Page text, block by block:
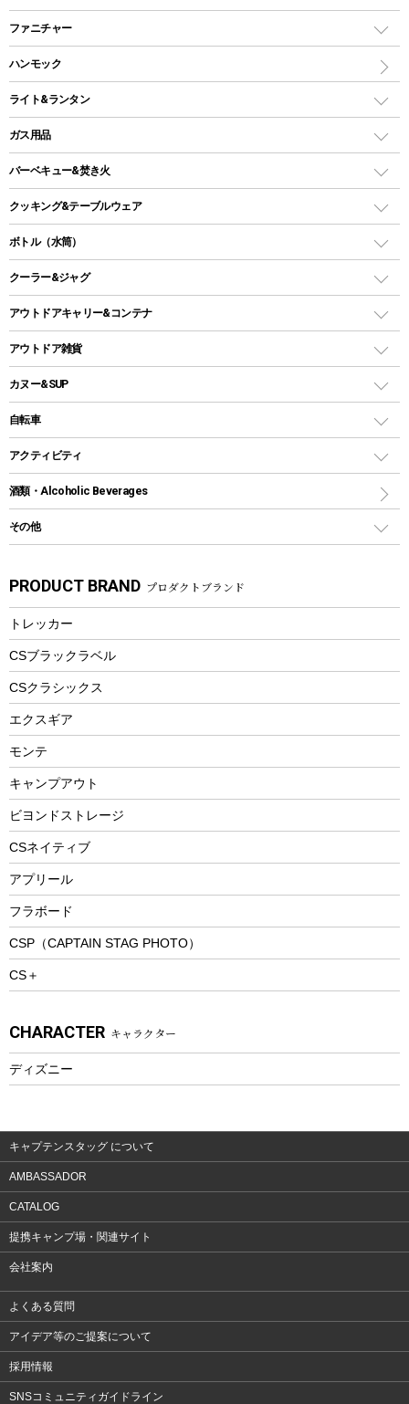
ツールームテント
ワンポールテント
シェルターテント
ロッジ型・オリジナルテント
タープ
スクエアタープ（レクタタープ）
メッシュタープ
自立式タープ
パラソル
テントアクセサリー
ペグ
グランドシート
ガイドロープ
ツール
インナーシュラフ
キャンピングベッド・コット
インフレータブルマット
ファニチャー
アウトドアテーブル
レジャーシート
ハンモック
ライト&ランタン
LEDランタン
ガスランタン
オイルランタン
LEDライト
ヘッドライト
キャンドル
ガス用品
ガスバーナー
ガス缶
ガストーチ、ライター
バーベキュー&焚き火
バーベキューコンロ、グリル
焚き火台タイプ（ロースタイル）グリル
卓上タイプグリル
パーティータイプグリル
鉄板、アミ
焚き火台&ストーブ
火起こし
バーベキューツール
クッキング&テーブルウェア
ダッチオーブン
ホットサンドメーカー
クッカーセット
シェラカップ
クッキングツール
ナイフ
カトラリー
マグカップ、カップ
ステンレスボトル
フードボトル
トレー
ランチョンマット
ランチボックス
ボトル（水筒）
ステンレスボトル
コップ付きタイプ
ワンタッチタイプ
プラスチックボトル
ディズニーボトル
クーラー&ジャグ
クーラーボックス
クーラーバッグ
ウォータージャグ
保冷剤
アウトドアキャリー&コンテナ
アウトドアキャリー
アウトドア雑貨
バックパック&バッグ
リュック、バックパック
トートバッグ、サコッシュ
ショッピングキャリー
その他アウトドア雑貨
スプレー関係
ツール、他
カヌー&SUP
インフレータブル
カヤック
パドル
ヘルメット
エアーポンプ
アクセサリー
自転車
折りたたみ自転車
スポーツサイクル
シティサイクル
自転車ウェア
アクティビティ
マリン
ラッシュガード
パラソル
フローティングベスト
ヘルメット
エアーポンプ
ビーチテント
ウィンター
スノーシュー
防寒ウェア
トレッキング
トレッキングアクセサリー
プレイグッズ
ウェルネス
ウェア、タオル
ウェア
酒類・Alcoholic Beverages
その他
湯たんぽ
防災用品
PRODUCT BRAND プロダクトブランド
トレッカー
CSブラックラベル
CSクラシックス
エクスギア
モンテ
キャンプアウト
ビヨンドストレージ
CSネイティブ
アプリール
フラボード
CSP（CAPTAIN STAG PHOTO）
CS＋
CHARACTER キャラクター
ディズニー
キャプテンスタッグ について
AMBASSADOR
CATALOG
提携キャンプ場・関連サイト
会社案内
よくある質問
アイデア等のご提案について
採用情報
SNSコミュニティガイドライン